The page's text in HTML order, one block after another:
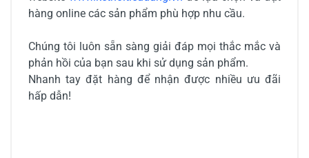
hàng online các sản phẩm phù hợp nhu cầu.
Chúng tôi luôn sẵn sàng giải đáp mọi thắc mắc và
phản hồi của bạn sau khi sử dụng sản phẩm.
Nhanh tay đặt hàng để nhận được nhiều ưu đãi
hấp dẫn!